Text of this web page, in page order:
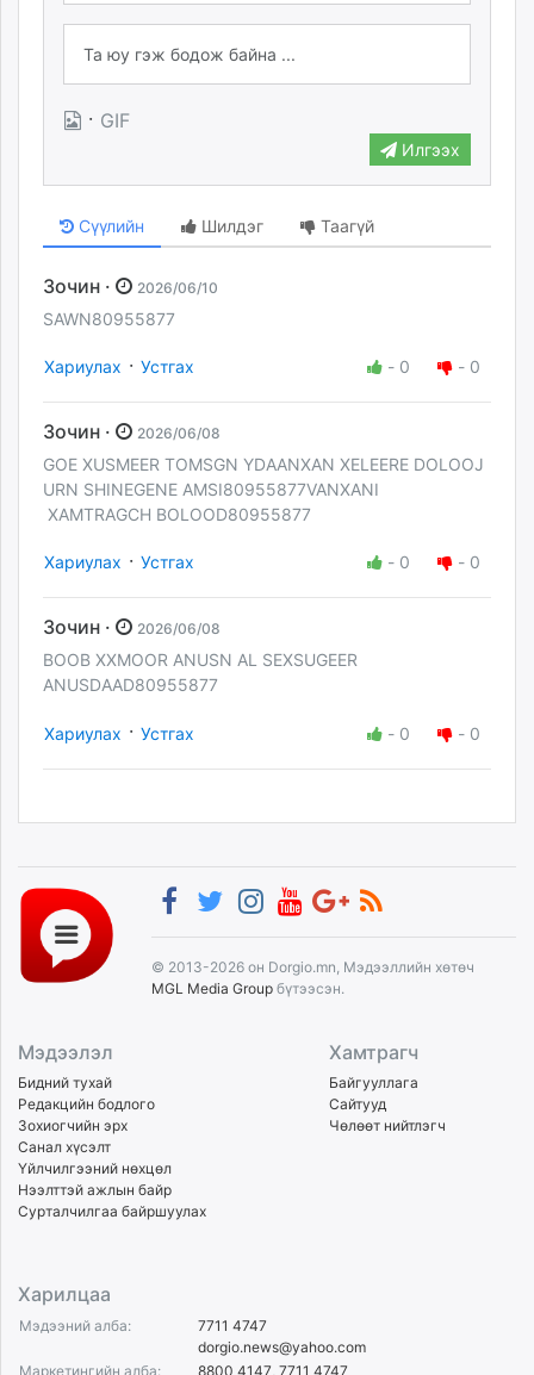
· GIF
Илгээх
Сүүлийн Шилдэг Таагүй
Зочин · 2026/06/10
SAWN80955877
Хариулах · Устгах - 0 - 0
Зочин · 2026/06/08
GOE XUSMEER TOMSGN YDAANXAN XELEERE DOLOOJ
URN SHINEGENE AMSI80955877VANXANI
XAMTRAGCH BOLOOD80955877
Хариулах · Устгах - 0 - 0
Зочин · 2026/06/08
BOOB XXMOOR ANUSN AL SEXSUGEER
ANUSDAAD80955877
Хариулах · Устгах - 0 - 0
© 2013-2026 он Dorgio.mn, Мэдээллийн хөтөч
MGL Media Group бүтээсэн.
Мэдээлэл
Бидний тухай
Редакцийн бодлого
Зохиогчийн эрх
Санал хүсэлт
Үйлчилгээний нөхцөл
Нээлттэй ажлын байр
Сурталчилгаа байршуулах
Хамтрагч
Байгууллага
Сайтууд
Чөлөөт нийтлэгч
Харилцаа
Мэдээний алба:
7711 4747
dorgio.news@yahoo.com
Маркетингийн алба:
8800 4147 7711 4747